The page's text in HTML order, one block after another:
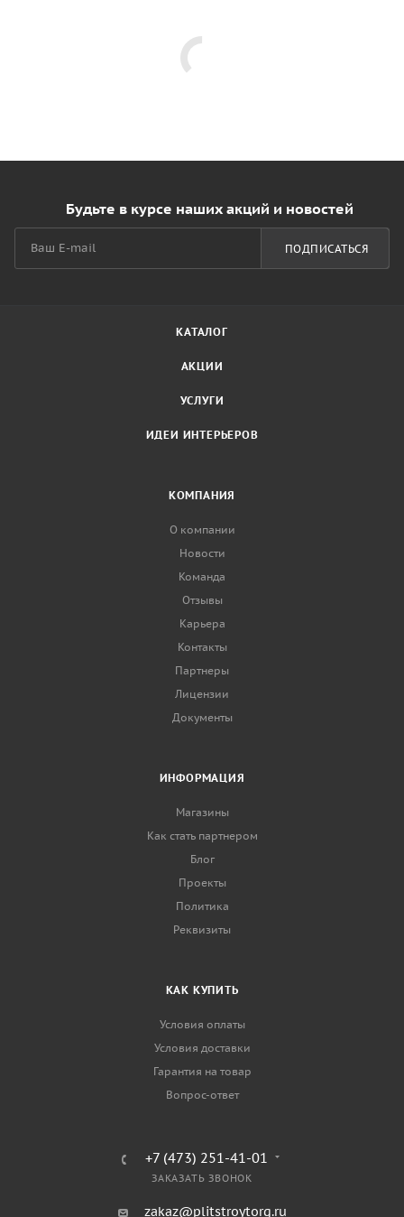
Будьте в курсе наших акций и новостей
ПОДПИСАТЬСЯ
КАТАЛОГ
АКЦИИ
УСЛУГИ
ИДЕИ ИНТЕРЬЕРОВ
КОМПАНИЯ
О компании
Новости
Команда
Отзывы
Карьера
Контакты
Партнеры
Лицензии
Документы
ИНФОРМАЦИЯ
Магазины
Как стать партнером
Блог
Проекты
Политика
Реквизиты
КАК КУПИТЬ
Условия оплаты
Условия доставки
Гарантия на товар
Вопрос-ответ
+7 (473) 251-41-01
ЗАКАЗАТЬ ЗВОНОК
zakaz@plitstroytorg.ru